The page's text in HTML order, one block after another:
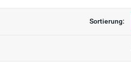
Sortierung: